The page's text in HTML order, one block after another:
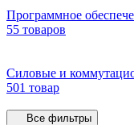
Программное
55 товаров
Силовые и
501 товар
Все фильтры